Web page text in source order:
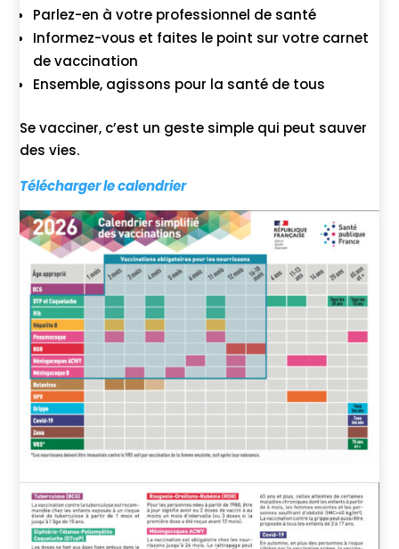
Parlez-en à votre professionnel de santé
Informez-vous et faites le point sur votre carnet
de vaccination
Ensemble, agissons pour la santé de tous
Se vacciner, c’est un geste simple qui peut sauver
des vies.
Télécharger le calendrier